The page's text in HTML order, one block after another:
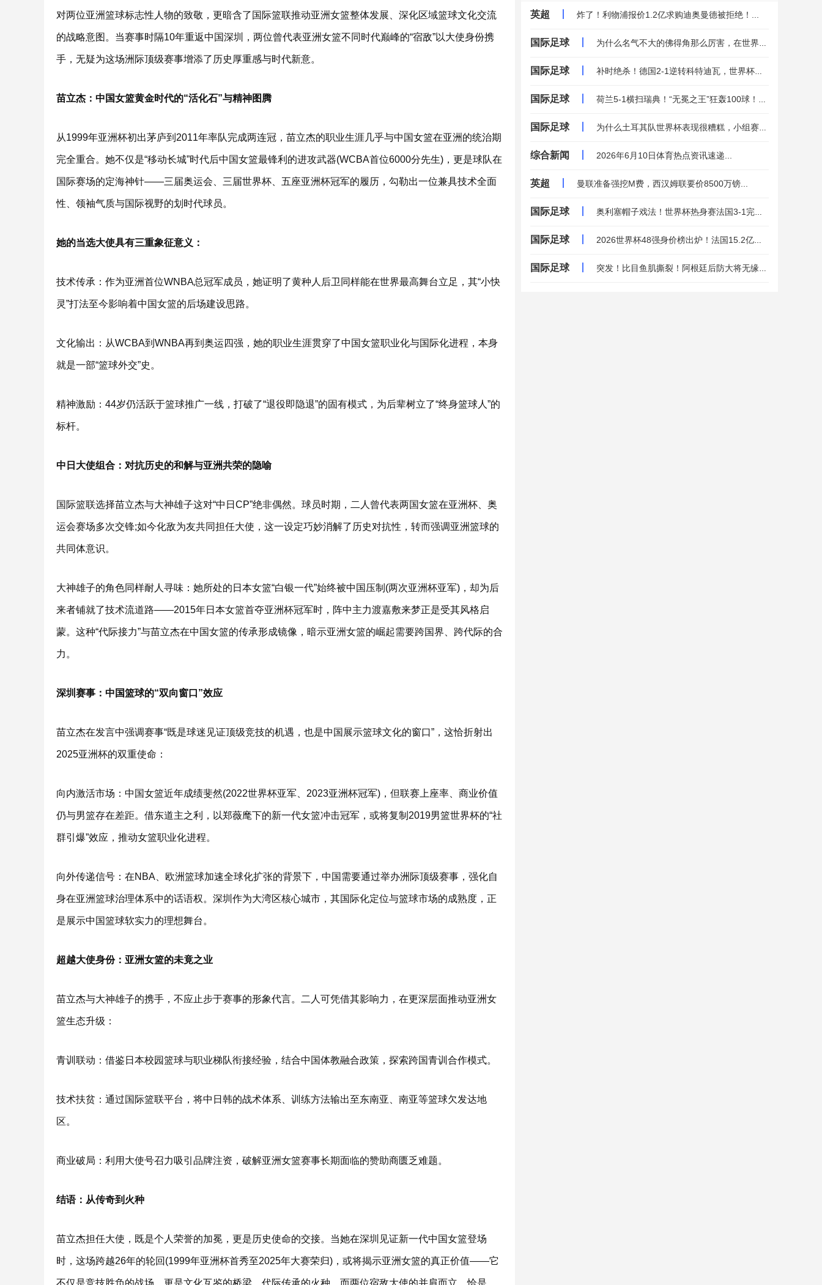
对两位亚洲篮球标志性人物的致敬，更暗含了国际篮联推动亚洲女篮整体发展、深化区域篮球文化交流
的战略意图。当赛事时隔10年重返中国深圳，两位曾代表亚洲女篮不同时代巅峰的“宿敌”以大使身份携
手，无疑为这场洲际顶级赛事增添了历史厚重感与时代新意。
苗立杰：中国女篮黄金时代的“活化石”与精神图腾
从1999年亚洲杯初出茅庐到2011年率队完成两连冠，苗立杰的职业生涯几乎与中国女篮在亚洲的统治期
完全重合。她不仅是“移动长城”时代后中国女篮最锋利的进攻武器(WCBA首位6000分先生)，更是球队在
国际赛场的定海神针——三届奥运会、三届世界杯、五座亚洲杯冠军的履历，勾勒出一位兼具技术全面
性、领袖气质与国际视野的划时代球员。
她的当选大使具有三重象征意义：
技术传承：作为亚洲首位WNBA总冠军成员，她证明了黄种人后卫同样能在世界最高舞台立足，其“小快
灵”打法至今影响着中国女篮的后场建设思路。
文化输出：从WCBA到WNBA再到奥运四强，她的职业生涯贯穿了中国女篮职业化与国际化进程，本身
就是一部“篮球外交”史。
精神激励：44岁仍活跃于篮球推广一线，打破了“退役即隐退”的固有模式，为后辈树立了“终身篮球人”的
标杆。
中日大使组合：对抗历史的和解与亚洲共荣的隐喻
国际篮联选择苗立杰与大神雄子这对“中日CP”绝非偶然。球员时期，二人曾代表两国女篮在亚洲杯、奥
运会赛场多次交锋;如今化敌为友共同担任大使，这一设定巧妙消解了历史对抗性，转而强调亚洲篮球的
共同体意识。
大神雄子的角色同样耐人寻味：她所处的日本女篮“白银一代”始终被中国压制(两次亚洲杯亚军)，却为后
来者铺就了技术流道路——2015年日本女篮首夺亚洲杯冠军时，阵中主力渡嘉敷来梦正是受其风格启
蒙。这种“代际接力”与苗立杰在中国女篮的传承形成镜像，暗示亚洲女篮的崛起需要跨国界、跨代际的合
力。
深圳赛事：中国篮球的“双向窗口”效应
苗立杰在发言中强调赛事“既是球迷见证顶级竞技的机遇，也是中国展示篮球文化的窗口”，这恰折射出
2025亚洲杯的双重使命：
向内激活市场：中国女篮近年成绩斐然(2022世界杯亚军、2023亚洲杯冠军)，但联赛上座率、商业价值
仍与男篮存在差距。借东道主之利，以郑薇麾下的新一代女篮冲击冠军，或将复制2019男篮世界杯的“社
群引爆”效应，推动女篮职业化进程。
向外传递信号：在NBA、欧洲篮球加速全球化扩张的背景下，中国需要通过举办洲际顶级赛事，强化自
身在亚洲篮球治理体系中的话语权。深圳作为大湾区核心城市，其国际化定位与篮球市场的成熟度，正
是展示中国篮球软实力的理想舞台。
超越大使身份：亚洲女篮的未竟之业
苗立杰与大神雄子的携手，不应止步于赛事的形象代言。二人可凭借其影响力，在更深层面推动亚洲女
篮生态升级：
青训联动：借鉴日本校园篮球与职业梯队衔接经验，结合中国体教融合政策，探索跨国青训合作模式。
技术扶贫：通过国际篮联平台，将中日韩的战术体系、训练方法输出至东南亚、南亚等篮球欠发达地
区。
商业破局：利用大使号召力吸引品牌注资，破解亚洲女篮赛事长期面临的赞助商匮乏难题。
结语：从传奇到火种
苗立杰担任大使，既是个人荣誉的加冕，更是历史使命的交接。当她在深圳见证新一代中国女篮登场
时，这场跨越26年的轮回(1999年亚洲杯首秀至2025年大赛荣归)，或将揭示亚洲女篮的真正价值——它
不仅是竞技胜负的战场，更是文化互鉴的桥梁、代际传承的火种。而两位宿敌大使的并肩而立，恰是
英超 炸了！利物浦报价1.2亿求购迪奥曼德被拒绝！...
国际足球 为什么名气不大的佛得角那么厉害，在世界杯能接连逼平西班牙等强大的对手？...
国际足球 补时绝杀！德国2-1逆转科特迪瓦，世界杯提前出线！...
国际足球 荷兰5-1横扫瑞典！“无冕之王”狂轰100球！世界杯最长不败纪录！...
国际足球 为什么土耳其队世界杯表现很糟糕，小组赛两连败一球未进？...
综合新闻 2026年6月10日体育热点资讯速递...
英超 曼联准备强挖M费，西汉姆联要价8500万镑...
国际足球 奥利塞帽子戏法！世界杯热身赛法国3-1完胜，拜仁2亿都不卖...
国际足球 2026世界杯48强身价榜出炉！法国15.2亿领跑，四队破10亿大关...
国际足球 突发！比目鱼肌撕裂！阿根廷后防大将无缘参加世界杯...